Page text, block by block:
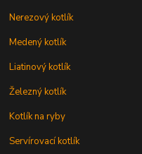
Nerezový kotlík
Medený kotlík
Liatinový kotlík
Železný kotlík
Kotlík na ryby
Servírovací kotlík